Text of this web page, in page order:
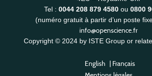
Tel : 0044 208 879 4580 ou 0800
(numéro gratuit à partir d’un poste
info@openscience.fr
Copyright © 2024 by ISTE Group or
English | Français